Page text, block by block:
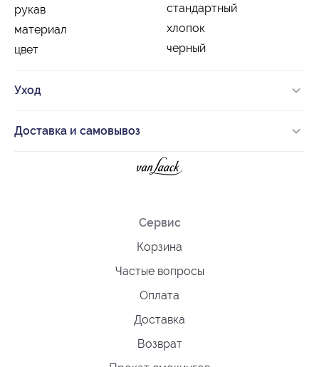
рукав
стандартный
материал
хлопок
цвет
черный
Уход
Доставка и самовывоз
Сервис
Корзина
Частые вопросы
Оплата
Доставка
Возврат